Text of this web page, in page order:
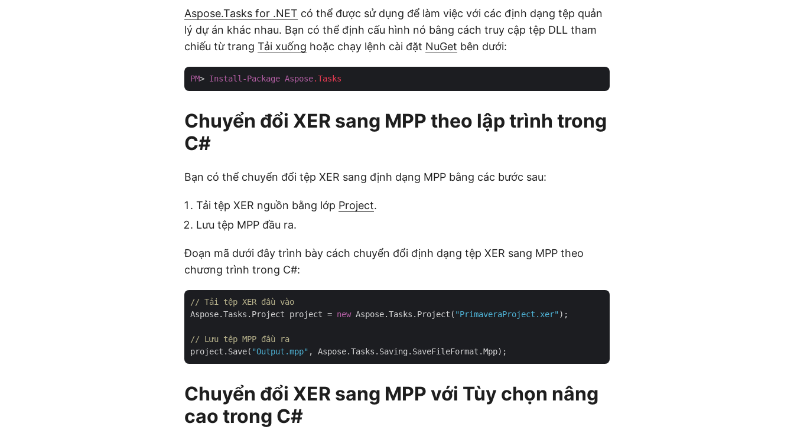
Aspose.Tasks for .NET có thể được sử dụng để làm việc với các định dạng tệp quản
lý dự án khác nhau. Bạn có thể định cấu hình nó bằng cách truy cập tệp DLL tham
chiếu từ trang Tải xuống hoặc chạy lệnh cài đặt NuGet bên dưới:
PM> Install-Package Aspose.Tasks
Chuyển đổi XER sang MPP theo lập trình trong
C#
Bạn có thể chuyển đổi tệp XER sang định dạng MPP bằng các bước sau:
Tải tệp XER nguồn bằng lớp Project.
Lưu tệp MPP đầu ra.
Đoạn mã dưới đây trình bày cách chuyển đổi định dạng tệp XER sang MPP theo
chương trình trong C#:
// Tải tệp XER đầu vào
Aspose.Tasks.Project project = new Aspose.Tasks.Project( "PrimaveraProject.xer" );
// Lưu tệp MPP đầu ra
project.Save( "Output.mpp"
Chuyển đổi XER sang MPP với Tùy chọn nâng
cao trong C#